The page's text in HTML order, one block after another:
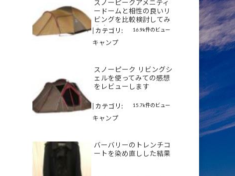
スノーピークアメニティ
ードームと相性の良いリ
ビングを比較検討してみ
ます
16.9k件のビュー
カテゴリ:
キャンプ
スノーピーク リビングシ
ェルを使ってみての感想
をレビューします
15.7k件のビュー
カテゴリ:
キャンプ
バーバリーのトレンチコ
ートを染め直しした結果